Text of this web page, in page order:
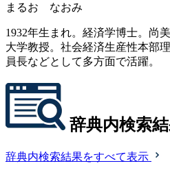
まるお なおみ
1932年生まれ。経済学博士。尚
大学教授。社会経済生産性本部
員長などとして多方面で活躍。
辞典内検索
辞典内検索結果をすべて表示